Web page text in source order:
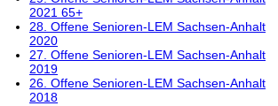
2021 65+
28. Offene Senioren-LEM Sachsen-Anhalt
2020
27. Offene Senioren-LEM Sachsen-Anhalt
2019
26. Offene Senioren-LEM Sachsen-Anhalt
2018